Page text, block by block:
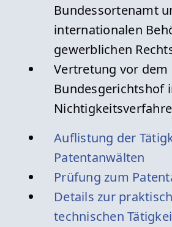
Bundessortenamt
internationalen
gewerblichen
Vertretung vor dem
Bundesgerichtshof
Auflistung der
Patentanwälten
Prüfung zum
Details zur
technischen